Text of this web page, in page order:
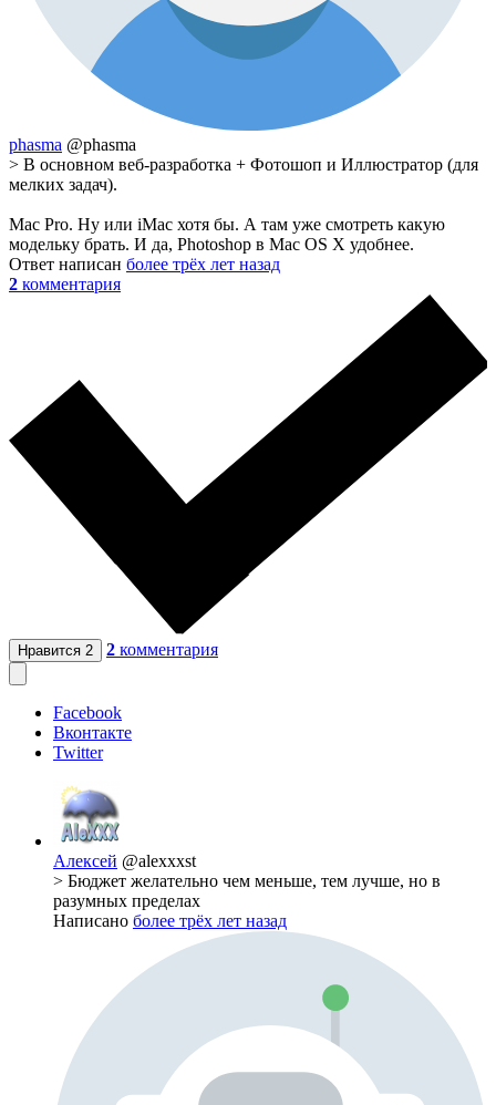
phasma @phasma
> В основном веб-разработка + Фотошоп и Иллюстратор (для
мелких задач).
Mac Pro. Ну или iMac хотя бы. А там уже смотреть какую
модельку брать. И да, Photoshop в Mac OS X удобнее.
Ответ написан более трёх лет назад
2 комментария
Нравится 2 2 комментария
Facebook
Вконтакте
Twitter
Алексей @alexxxst
> Бюджет желательно чем меньше, тем лучше, но в
разумных пределах
Написано более трёх лет назад